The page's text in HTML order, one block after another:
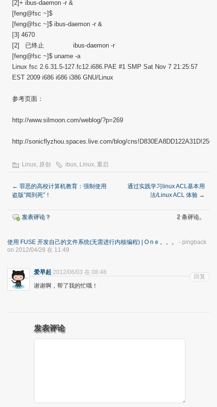
[2]+ ibus-daemon -r &
[feng@fsc ~]$
[feng@fsc ~]$ ibus-daemon -r &
[3] 4670
[2] 已终止 ibus-daemon -r
[feng@fsc ~]$ uname -a
Linux fsc 2.6.31.5-127.fc12.i686.PAE #1 SMP Sat Nov 7 21:25:57
EST 2009 i686 i686 i386 GNU/Linux
参考页面：
http://www.silmoon.com/weblog/?p=269
http://sonicflyzhou.spaces.live.com/blog/
Linux, 原创 ibus, Linux, 重启
← 罪恶的高校计算机教育：强制使用
盗版”闻到死”！
通过实践学习linux ACL基本用
法/Linux ACL 体验 →
发表评论？ 2 条评论。
使用 FUSE 开发自己的文件系统(无需进行内核编程) | O n e 。。。
- pingback
on 2012/04/28 在 11:49
爱早起 2012/06/03 在 08:48
谢谢啊，帮了我的忙哦！
回复
发表评论